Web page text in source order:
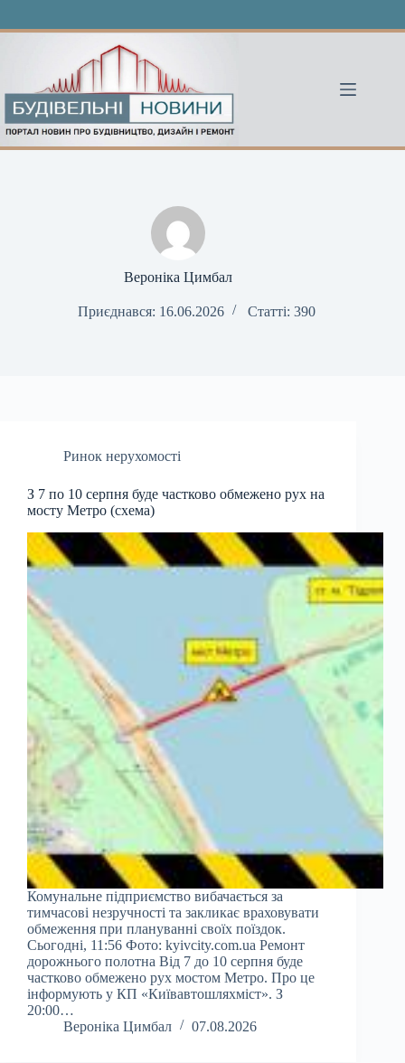
Вероніка Цимбал
Приєднався: 16.06.2026 Статті: 390
Ринок нерухомості
З 7 по 10 серпня буде частково обмежено рух на
мосту Метро (схема)
Комунальне підприємство вибачається за
тимчасові незручності та закликає враховувати
обмеження при плануванні своїх поїздок.
Сьогодні, 11:56 Фото: kyivcity.com.ua Ремонт
дорожнього полотна Від 7 до 10 серпня буде
частково обмежено рух мостом Метро. Про це
інформують у КП «Київавтошляхміст». З
20:00…
Вероніка Цимбал
07.08.2026